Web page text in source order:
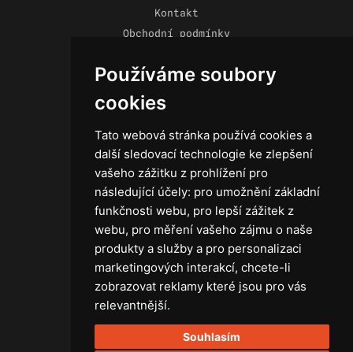
Používáme soubory
cookies
Tato webová stránka používá cookies a
další sledovací technologie ke zlepšení
vašeho zážitku z prohlížení pro
následující účely: pro umožnění základní
funkčnosti webu, pro lepší zážitek z
webu, pro měření vašeho zájmu o naše
produkty a služby a pro personalizaci
marketingových interakcí, chcete-li
zobrazovat reklamy které jsou pro vás
relevantnější.
Souhlasím
Kontakt
Obchodní podmínky
Technika
Světla
Příslušenství ke světlům
Osvětlovací technika GRIP
Baterie
Stativy
Lighting control
Ostatní
Rozvaděče a kabely
Spotřební materiál
Z75 MISC. (RŮZNÉ) Accessories